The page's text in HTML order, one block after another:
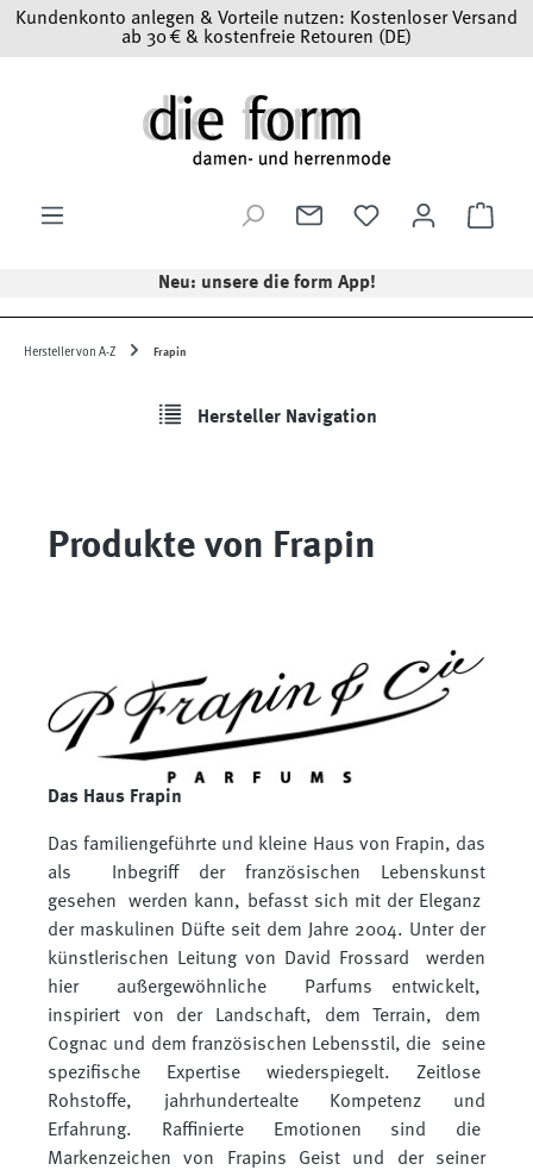
Zum Hauptinhalt springen
Kundenkonto anlegen & Vorteile nutzen: Kostenloser Versand
ab 30 € & kostenfreie Retouren (DE)
Neu: unsere die form App!
Hersteller von A-Z Frapin
Hersteller Navigation
Produkte von Frapin
Das Haus Frapin
Das familiengeführte und kleine Haus von Frapin, das
als Inbegriff der französischen Lebenskunst
gesehen werden kann, befasst sich mit der Eleganz
der maskulinen Düfte seit dem Jahre 2004. Unter der
künstlerischen Leitung von David Frossard werden
hier außergewöhnliche Parfums entwickelt,
inspiriert von der Landschaft, dem Terrain, dem
Cognac und dem französischen Lebensstil, die seine
spezifische Expertise wiederspiegelt. Zeitlose
Rohstoffe, jahrhundertealte Kompetenz und
Erfahrung. Raffinierte Emotionen sind die
Markenzeichen von Frapins Geist und der seiner